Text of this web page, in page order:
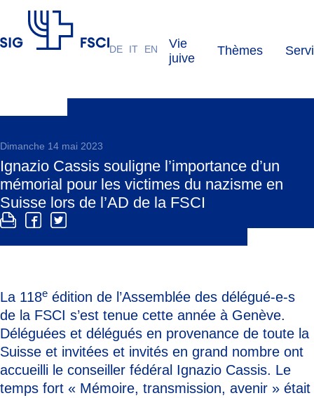
DE IT EN
Vie
juive
Thèmes
Dimanche 14 mai 2023
Ignazio Cassis souligne l’importance d’un
mémorial pour les victimes du nazisme en
Suisse lors de l’AD de la FSCI
La 118e édition de l’Assemblée des délégué-e-s
de la FSCI s’est tenue cette année à Genève.
Déléguées et délégués en provenance de toute la
Suisse et invitées et invités en grand nombre ont
accueilli le conseiller fédéral Ignazio Cassis. Le
temps fort « Mémoire, transmission, avenir » était